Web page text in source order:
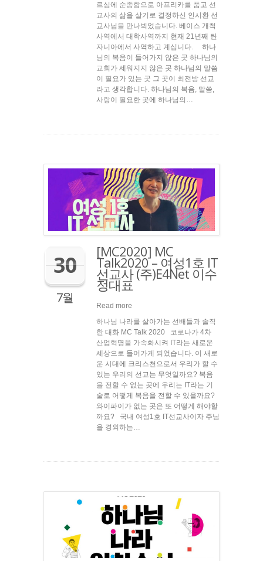
르심에 순종함으로 아프리카를 품고 선
교사의 삶을 살기로 결정하신 인시환 선
교사님을 만나뵈었습니다. 베이스 개척
사역에서 대학사역까지 현재 21년째 탄
자니아에서 사역하고 계십니다. 하나
님의 복음이 들어가지 않은 곳 하나님의
교회가 세워지지 않은 곳 하나님의 말씀
이 필요가 있는 곳 그 곳이 최전방 선교
라고 생각합니다. 하나님의 복음, 말씀,
사랑이 필요한 곳에 하나님의…
30
7월
[MC2020] MC
Talk2020 – 여성1호 IT
선교사 (주)E4Net 이수
정대표
Read more
하나님 나라를 살아가는 선배들과 솔직
한 대화 MC Talk 2020 코로나가 4차
산업혁명을 가속화시켜 IT라는 새로운
세상으로 들어가게 되었습니다. 이 새로
운 시대에 크리스천으로서 우리가 할 수
있는 우리의 선교는 무엇일까요? 복음
을 전할 수 없는 곳에 우리는 IT라는 기
술로 어떻게 복음을 전할 수 있을까요?
와이파이가 없는 곳은 또 어떻게 해야할
까요? 국내 여성1호 IT선교사이자 주님
을 경외하는…